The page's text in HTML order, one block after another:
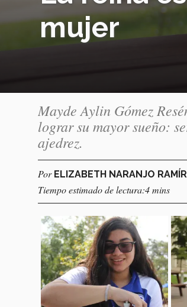
mujer
Mayde Aylin Gómez
lograr su mayor sueño:
ajedrez.
Por ELIZABETH NARANJO
Tiempo estimado de lectura:4 mins